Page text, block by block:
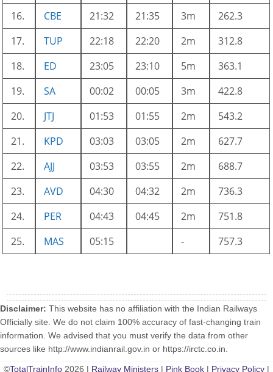
16.
CBE 21:32 21:35 3m
262.3
17.
TUP 22:18 22:20 2m
312.8
18.
ED 23:05 23:10 5m
363.1
19.
SA 00:02 00:05 3m
422.8
20.
JTJ 01:53 01:55 2m
543.2
21.
KPD 03:03 03:05 2m
627.7
22.
AJJ 03:53 03:55 2m
688.7
23.
AVD 04:30 04:32 2m
736.3
24.
PER 04:43 04:45 2m
751.8
25.
MAS 05:15 - 757.3
Disclaimer: This website has no affiliation with the Indian Railways
Officially site. We do not claim 100% accuracy of fast-changing train
information. We advised that you must verify the data from other
sources like http://www.indianrail.gov.in or https://irctc.co.in.
©TotalTrainInfo 2026 | Railway Ministers | Pink Book | Privacy Policy |